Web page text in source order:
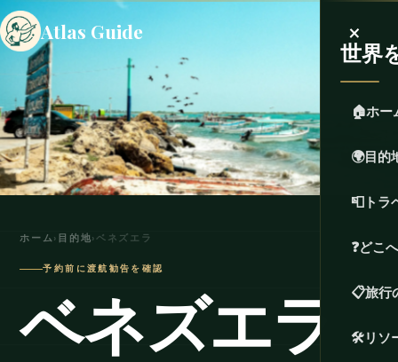
Atlas Guide ×
世界
🏠ホー
🌍目的
📮 トラ
❓どこ
📋旅行
🛠️リソ
ホーム› 目的地›ベネズエラ
予約前に渡航勧告を確認
ベネズエラ